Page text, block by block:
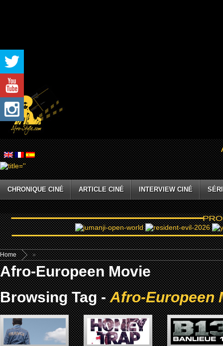
CHRONIQUE CINÉ ARTICLE CINÉ INTERVIEW CINÉ
Home »
Afro-Europeen Movie
Browsing Tag -Afro-Europeen